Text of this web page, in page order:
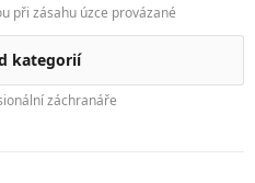
při zásahu úzce provázané
kategorií
záchranáře